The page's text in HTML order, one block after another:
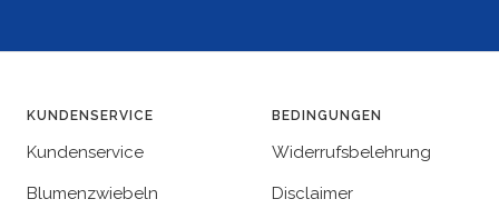
KUNDENSERVICE
Kundenservice
Blumenzwiebeln
BEDINGUNGEN
Widerrufsbelehrung
Disclaimer